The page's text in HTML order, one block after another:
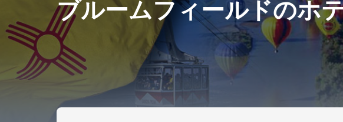
ブルームフィールドのホ